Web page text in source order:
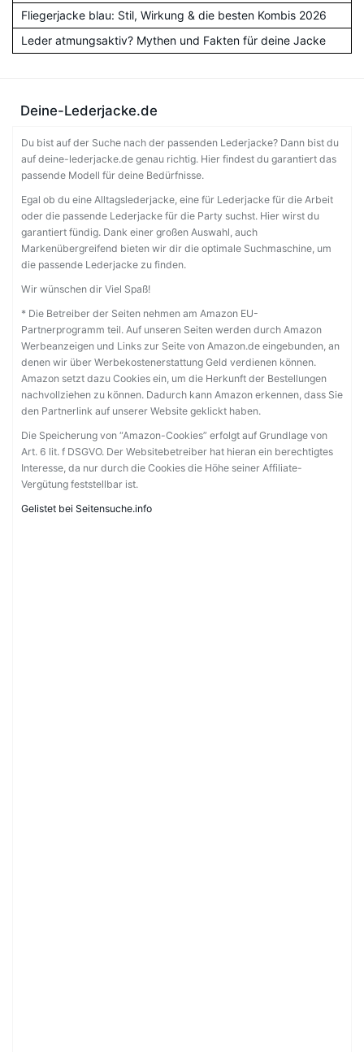
Fliegerjacke blau: Stil, Wirkung & die besten Kombis 2026
Leder atmungsaktiv? Mythen und Fakten für deine Jacke
Deine-Lederjacke.de
Du bist auf der Suche nach der passenden Lederjacke? Dann bist du
auf deine-lederjacke.de genau richtig. Hier findest du garantiert das
passende Modell für deine Bedürfnisse.
Egal ob du eine Alltagslederjacke, eine für Lederjacke für die Arbeit
oder die passende Lederjacke für die Party suchst. Hier wirst du
garantiert fündig. Dank einer großen Auswahl, auch
Markenübergreifend bieten wir dir die optimale Suchmaschine, um
die passende Lederjacke zu finden.
Wir wünschen dir Viel Spaß!
* Die Betreiber der Seiten nehmen am Amazon EU-
Partnerprogramm teil. Auf unseren Seiten werden durch Amazon
Werbeanzeigen und Links zur Seite von Amazon.de eingebunden, an
denen wir über Werbekostenerstattung Geld verdienen können.
Amazon setzt dazu Cookies ein, um die Herkunft der Bestellungen
nachvollziehen zu können. Dadurch kann Amazon erkennen, dass Sie
den Partnerlink auf unserer Website geklickt haben.
Die Speicherung von “Amazon-Cookies” erfolgt auf Grundlage von
Art. 6 lit. f DSGVO. Der Websitebetreiber hat hieran ein berechtigtes
Interesse, da nur durch die Cookies die Höhe seiner Affiliate-
Vergütung feststellbar ist.
Gelistet bei Seitensuche.info